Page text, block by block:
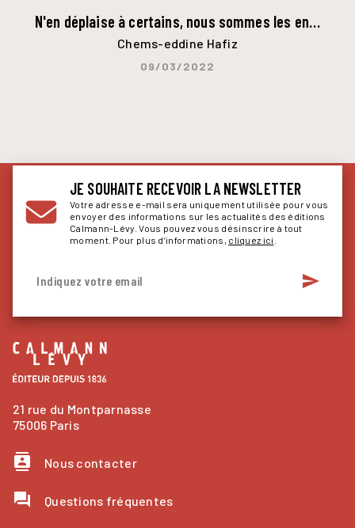
N'en déplaise à certains, nous sommes les en…
Chems-eddine Hafiz
09/03/2022
JE SOUHAITE RECEVOIR LA NEWSLETTER
Votre adresse e-mail sera uniquement utilisée pour vous
envoyer des informations sur les actualités des éditions
Calmann-Lévy. Vous pouvez vous désinscrire à tout
moment. Pour plus d’informations, cliquez ici
Indiquez votre email send
21 rue du Montparnasse
75006 Paris
contacts Nous contacter
question_answer Questions fréquentes